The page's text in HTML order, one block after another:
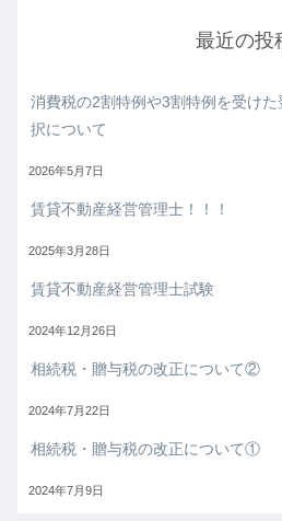
最近の投
消費税の2割特例や3割特例を受け
択について
2026年5月7日
賃貸不動産経営管理士！！！
2025年3月28日
賃貸不動産経営管理士試験
2024年12月26日
相続税・贈与税の改正について②
2024年7月22日
相続税・贈与税の改正について①
2024年7月9日